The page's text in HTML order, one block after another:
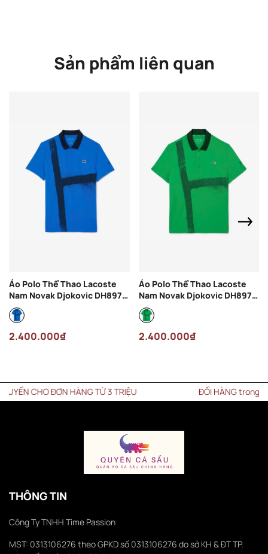
Sản phẩm liên quan
Áo Polo Thể Thao Lacoste
Nam Novak Djokovic DH8971-
00-3D3 Màu Xanh Dương
2.400.000₫
Áo Polo Thể Thao Lacoste
Nam Novak Djokovic DH8971-
00-SIW Màu Xanh Lá
2.400.000₫
CHO ĐƠN HÀNG TỪ 3 TRIỆU ĐỔI HÀNG trong vòng
THÔNG TIN
Công Ty TNHH Time Passion
MST: 0313106276 theo GPKD số 0313106276 do sở KH & ĐT TP.